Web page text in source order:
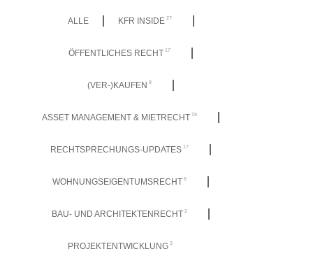
ALLE KFR INSIDE 27
ÖFFENTLICHES RECHT 17
(VER-)KAUFEN 8
ASSET MANAGEMENT & MIETRECHT 19
RECHTSPRECHUNGS-UPDATES 17
WOHNUNGSEIGENTUMSRECHT 6
BAU- UND ARCHITEKTENRECHT 2
PROJEKTENTWICKLUNG 3